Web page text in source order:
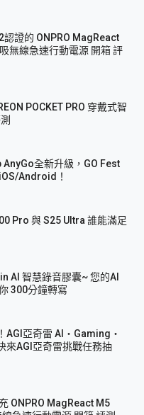
證的 ONPRO MagReact
無線急速行動電源 開箱 評
POCKET PRO 穿戴式智
全新升級，GO Fest
Android！
Pro 與 S25 Ultra 誰能滿足
AI 智慧錄音膠囊~ 您的AI
300分鐘轉寫
AGI亞奇雷 AI・Gaming・
來AGI亞奇雷挑戰任務抽
ONPRO MagReact M5